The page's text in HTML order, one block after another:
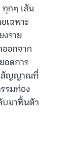
กๆ เส้น
เฉพาะ
งราย
อกจาก
อดการ
สัญญาณที่
รมท่อง
บมาฟื้นตัว